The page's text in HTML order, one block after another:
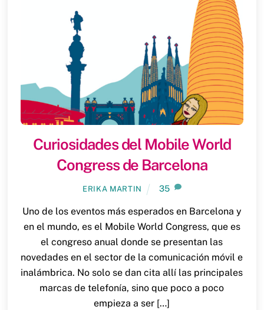
Curiosidades del Mobile World
Congress de Barcelona
ERIKA MARTIN 35
Uno de los eventos más esperados en Barcelona y
en el mundo, es el Mobile World Congress, que es
el congreso anual donde se presentan las
novedades en el sector de la comunicación móvil e
inalámbrica. No solo se dan cita allí las principales
marcas de telefonía, sino que poco a poco
empieza a ser […]